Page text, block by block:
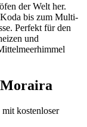
der Welt her.
bis zum Multi-
Perfekt für den
und
kostenloser